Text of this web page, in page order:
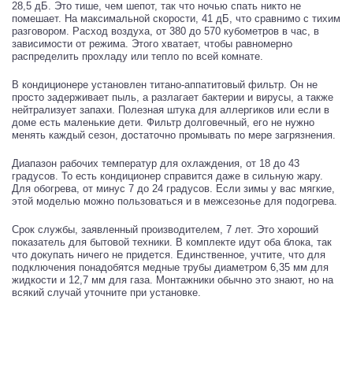
28,5 дБ. Это тише, чем шепот, так что ночью спать никто не
помешает. На максимальной скорости, 41 дБ, что сравнимо с тихим
разговором. Расход воздуха, от 380 до 570 кубометров в час, в
зависимости от режима. Этого хватает, чтобы равномерно
распределить прохладу или тепло по всей комнате.
В кондиционере установлен титано-аппатитовый фильтр. Он не
просто задерживает пыль, а разлагает бактерии и вирусы, а также
нейтрализует запахи. Полезная штука для аллергиков или если в
доме есть маленькие дети. Фильтр долговечный, его не нужно
менять каждый сезон, достаточно промывать по мере загрязнения.
Диапазон рабочих температур для охлаждения, от 18 до 43
градусов. То есть кондиционер справится даже в сильную жару.
Для обогрева, от минус 7 до 24 градусов. Если зимы у вас мягкие,
этой моделью можно пользоваться и в межсезонье для подогрева.
Срок службы, заявленный производителем, 7 лет. Это хороший
показатель для бытовой техники. В комплекте идут оба блока, так
что докупать ничего не придется. Единственное, учтите, что для
подключения понадобятся медные трубы диаметром 6,35 мм для
жидкости и 12,7 мм для газа. Монтажники обычно это знают, но на
всякий случай уточните при установке.